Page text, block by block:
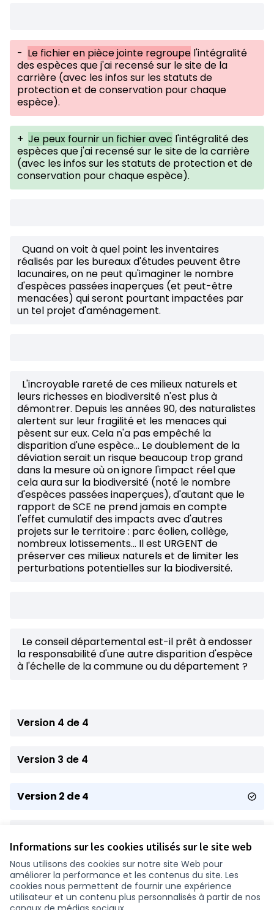
Informations sur les cookies utilisés sur le site web
Nous utilisons des cookies sur notre site Web pour
améliorer la performance et les contenus du site. Les
cookies nous permettent de fournir une expérience
utilisateur et un contenu plus personnalisés à partir de nos
- Le fichier en pièce jointe regroupe l'intégralité
des espèces que j'ai recensé sur le site de la
carrière (avec les infos sur les statuts de
protection et de conservation pour chaque
espèce).
+ Je peux fournir un fichier avec l'intégralité des
espèces que j'ai recensé sur le site de la carrière
(avec les infos sur les statuts de protection et de
conservation pour chaque espèce).
Quand on voit à quel point les inventaires
réalisés par les bureaux d'études peuvent être
lacunaires, on ne peut qu'imaginer le nombre
d'espèces passées inaperçues (et peut-être
menacées) qui seront pourtant impactées par
un tel projet d'aménagement.
L'incroyable rareté de ces milieux naturels et
leurs richesses en biodiversité n'est plus à
démontrer. Depuis les années 90, des naturalistes
alertent sur leur fragilité et les menaces qui
pèsent sur eux. Cela n'a pas empêché la
disparition d'une espèce... Le doublement de la
déviation serait un risque beaucoup trop grand
dans la mesure où on ignore l'impact réel que
cela aura sur la biodiversité (noté le nombre
d'espèces passées inaperçues), d'autant que le
rapport de SCE ne prend jamais en compte
l'effet cumulatif des impacts avec d'autres
projets sur le territoire : parc éolien, collège,
nombreux lotissements... Il est URGENT de
préserver ces milieux naturels et de limiter les
perturbations potentielles sur la biodiversité.
Le conseil départemental est-il prêt à endosser
la responsabilité d'une autre disparition d'espèce
à l'échelle de la commune ou du département ?
Version 4 de 4
Version 3 de 4
Version 2 de 4
Conditions d'utilisation
Paramètres des cookies
participer.loire-atlantique.fr sur Facebook
participer.loire-atlantique.fr sur Instagram
participer.loire-atlantique.fr sur YouTube